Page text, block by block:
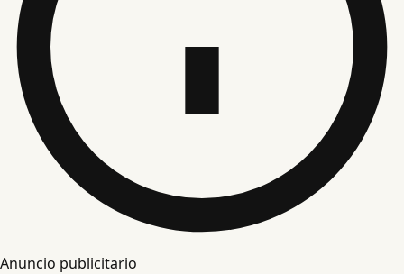
Anuncio publicitario